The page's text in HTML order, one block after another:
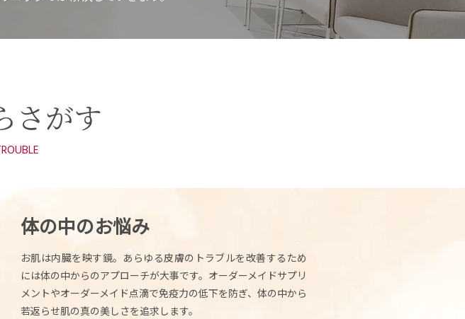
さがす
体の中のお悩み
お肌は内臓を映す鏡。あらゆる皮膚のトラブルを改善するため
には体の中からのアプローチが大事です。オーダーメイドサプリ
メントやオーダーメイド点滴で免疫力の低下を防ぎ、体の中から
若返らせ肌の真の美しさを追求します。